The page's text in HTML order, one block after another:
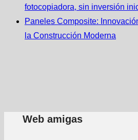
fotocopiadora, sin inversión
Paneles Composite:
la Construcción Moderna
Web amigas